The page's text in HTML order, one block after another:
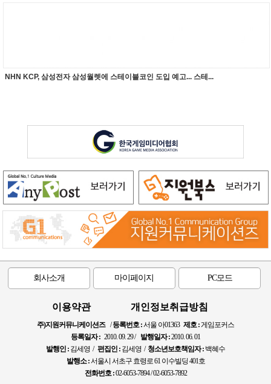
NHN KCP, 삼성전자 삼성월렛에 스테이블코인 도입 예고... 스테...
회사소개 마이페이지 PC모드
이용약관 개인정보취급방침
주)지원커뮤니케이션즈/등록번호 :서울 아01363 제호 : 게임포커스
등록일자 : 2010. 09. 29 / 발행일자 :2010. 06. 01
발행인 : 김세영 / 편집인 : 김세영 /청소년보호책임자 : 백혜수
발행소 :서울시 서초구 효령로 61 이수빌딩 401호
전화번호 :02-6053-7894 / 02-6053-7892